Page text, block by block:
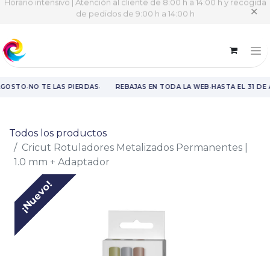
Horario intensivo | Atención al cliente de 8:00 h a 14:00 h y recogida
de pedidos de 9:00 h a 14:00 h
✕
·NO TE LAS PIERDAS· REBAJAS EN TODA LA WEB·HASTA EL 31 DE
Todos los productos
Cricut Rotuladores Metalizados Permanentes |
1.0 mm + Adaptador
¡Nuevo!